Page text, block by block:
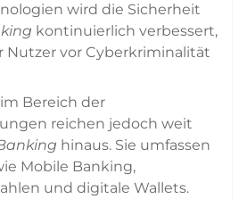
wird die Sicherheit
kontinuierlich verbessert,
Nutzer vor Cyberkriminalität
im Bereich der
reichen jedoch weit
hinaus. Sie umfassen
Mobile Banking,
und digitale Wallets.